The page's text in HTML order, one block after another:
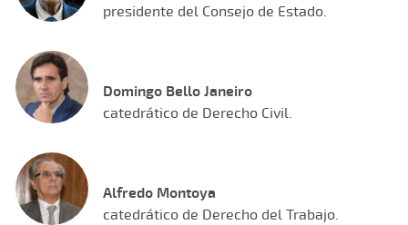
presidente del Consejo de Estado.
Domingo Bello Janeiro
catedrático de Derecho Civil.
Alfredo Montoya
catedrático de Derecho del Trabajo.